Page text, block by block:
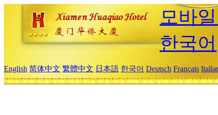
모바
한국어
English 简体中文 繁體中文 日本語 한국어 Deutsch Français